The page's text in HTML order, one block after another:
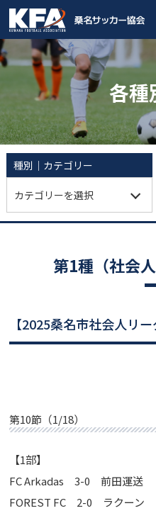
各種
種別｜カテゴリー
第1種（社会
【2025桑名市社会人リ
第10節（1/18）
【1部】
FC Arkadas 3-0 前田運送
FOREST FC 2-0 ラクーン